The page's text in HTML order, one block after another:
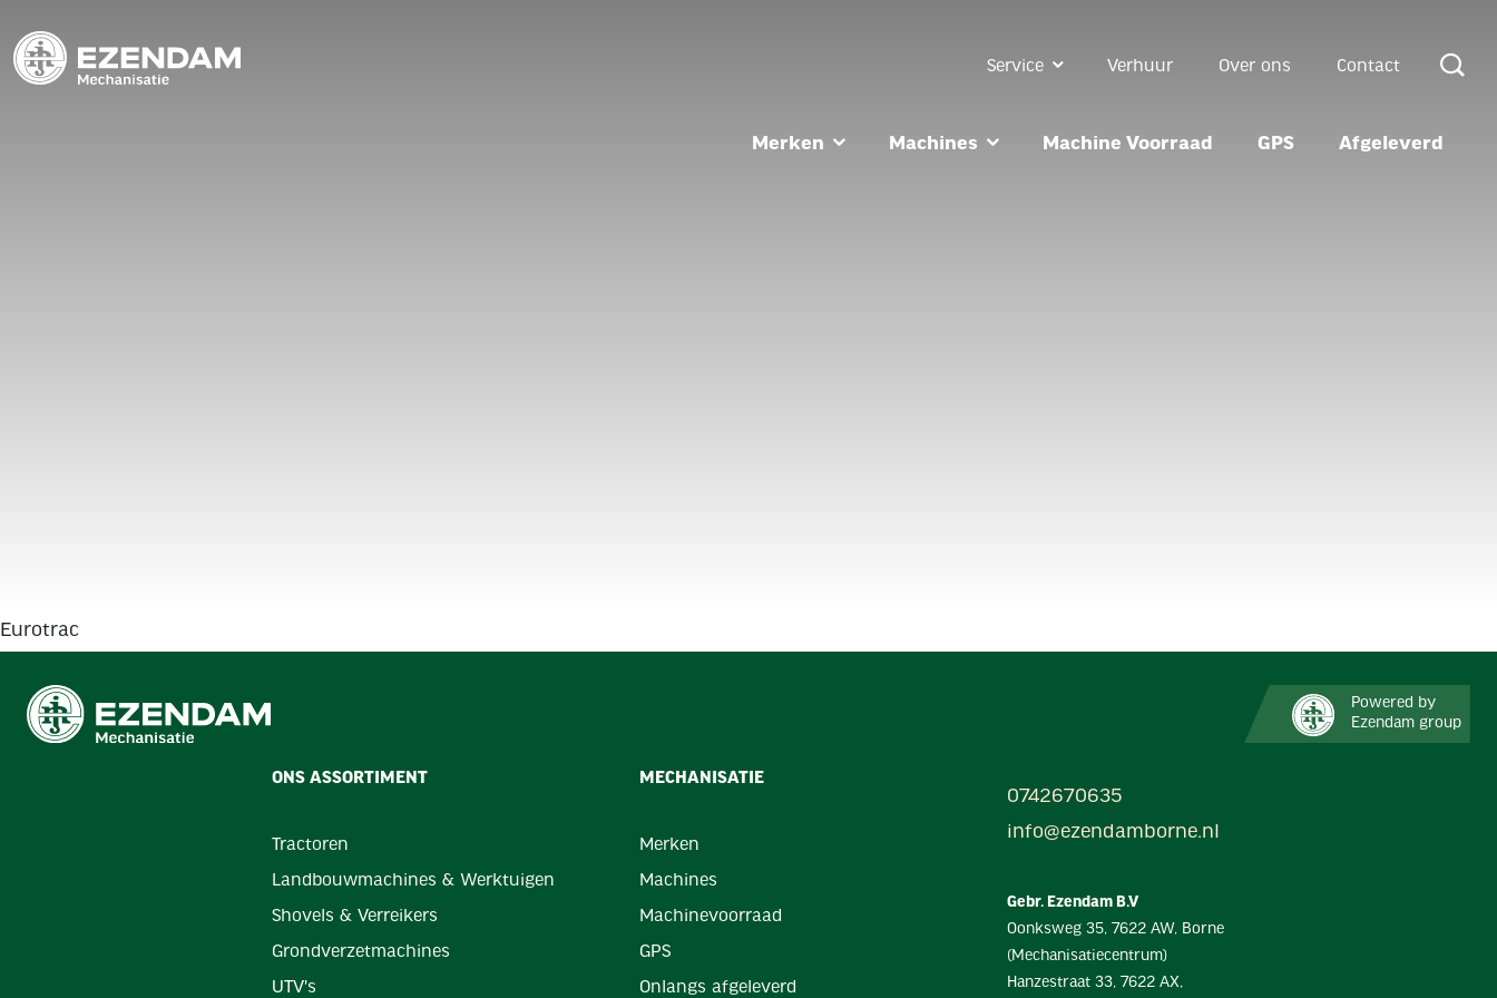
Service Verhuur Over ons Contact
Merken Machines Machine Voorraad GPS Afgeleverd
Eurotrac
ONS ASSORTIMENT
Tractoren
Landbouwmachines & Werktuigen
Shovels & Verreikers
Grondverzetmachines
UTV's
MECHANISATIE
Merken
Machines
Machinevoorraad
GPS
Onlangs afgeleverd
0742670635
info@ezendamborne.nl
Gebr. Ezendam B.V
Oonksweg 35, 7622 AW, Borne
(Mechanisatiecentrum)
Hanzestraat 33, 7622 AX,
Powered by
Ezendam group